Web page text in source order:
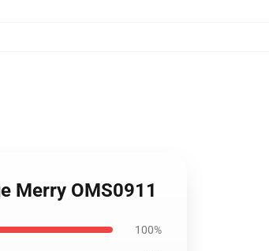
Merry OMS0911
100%